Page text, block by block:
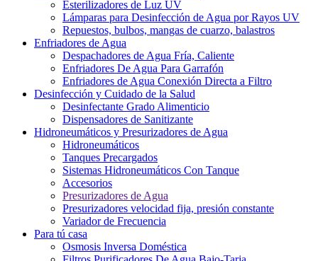
Esterilizadores de Luz UV
Lámparas para Desinfección de Agua por Rayos UV
Repuestos, bulbos, mangas de cuarzo, balastros
Enfriadores de Agua
Despachadores de Agua Fría, Caliente
Enfriadores De Agua Para Garrafón
Enfriadores de Agua Conexión Directa a Filtro
Desinfección y Cuidado de la Salud
Desinfectante Grado Alimenticio
Dispensadores de Sanitizante
Hidroneumáticos y Presurizadores de Agua
Hidroneumáticos
Tanques Precargados
Sistemas Hidroneumáticos Con Tanque
Accesorios
Presurizadores de Agua
Presurizadores velocidad fija, presión constante
Variador de Frecuencia
Para tú casa
Osmosis Inversa Doméstica